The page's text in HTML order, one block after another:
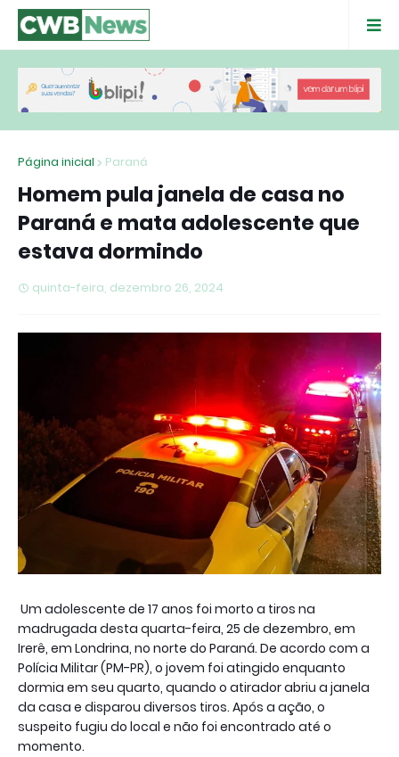
Página inicial Paraná
Homem pula janela de casa no
Paraná e mata adolescente que
estava dormindo
quinta-feira, dezembro 26, 2024
Um adolescente de 17 anos foi morto a tiros na
madrugada desta quarta-feira, 25 de dezembro, em
Irerê, em Londrina, no norte do Paraná. De acordo com a
Polícia Militar (PM-PR), o jovem foi atingido enquanto
dormia em seu quarto, quando o atirador abriu a janela
da casa e disparou diversos tiros. Após a ação, o
suspeito fugiu do local e não foi encontrado até o
momento.